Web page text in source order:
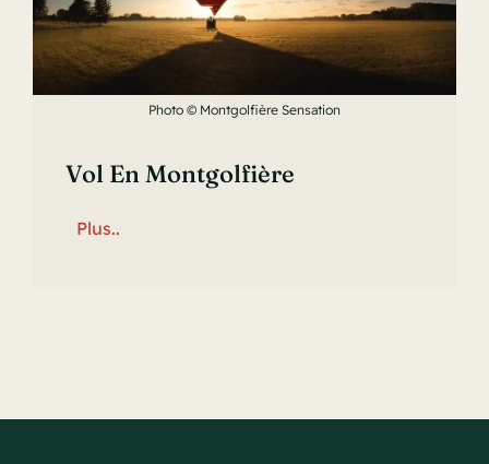
Photo © Montgolfière Sensation
Vol En Montgolfière
Plus..